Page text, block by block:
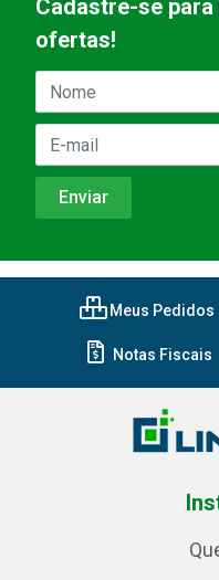
Cadastre-se
ofertas!
Meus Pedidos
Notas Fiscais